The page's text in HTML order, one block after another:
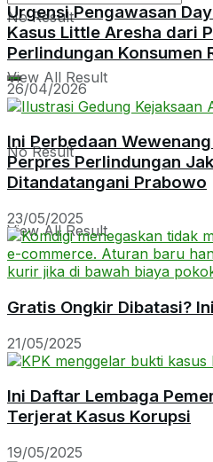
No Result
View All Result
No Result
View All Result
Urgensi Pengawasan
Kasus Little Aresha dari
Perlindungan Konsumen
26/04/2026
Ini Perbedaan
Perpres Perlindungan
Ditandatangani Prabowo
23/05/2025
Gratis Ongkir Dibatasi?
21/05/2025
Ini Daftar Lembaga
Terjerat Kasus Korupsi
19/05/2025